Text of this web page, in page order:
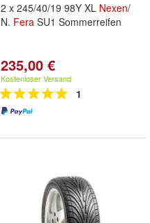
2 x 245/40/19 98Y XL Nexen/
N. Fera SU1 Sommerreifen
235,00 €
Kostenloser Versand
1